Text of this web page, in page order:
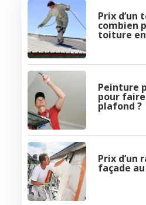
Prix d’un
combien
toiture en
Peinture
pour
plafond ?
Prix d’un
façade